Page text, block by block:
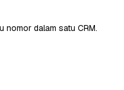
nomor dalam satu CRM.